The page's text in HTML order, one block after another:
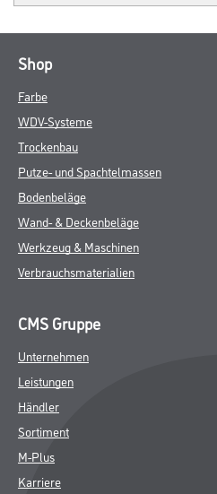
Shop
Farbe
WDV-Systeme
Trockenbau
Putze- und Spachtelmassen
Bodenbeläge
Wand- & Deckenbeläge
Werkzeug & Maschinen
Verbrauchsmaterialien
CMS Gruppe
Unternehmen
Leistungen
Händler
Sortiment
M-Plus
Karriere